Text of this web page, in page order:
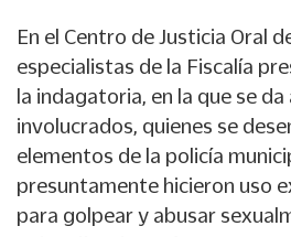
En el Centro de Justicia Oral
especialistas de la Fiscalía
la indagatoria, en la que se
involucrados, quienes se
elementos de la policía
presuntamente hicieron uso
para golpear y abusar